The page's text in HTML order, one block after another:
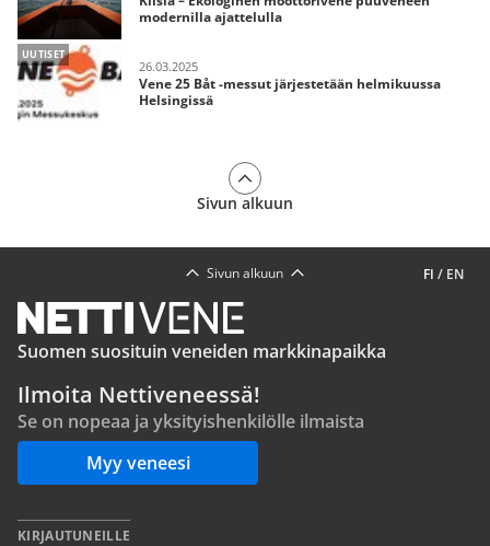
modernilla ajattelulla
UUTISET
26.03.2025
Vene 25 Båt -messut järjestetään helmikuussa
Helsingissä
Sivun alkuun
FI / EN
Sivun alkuun
Suomen suosituin veneiden markkinapaikka
Ilmoita Nettiveneessä!
Se on nopeaa ja yksityishenkilölle ilmaista
Myy veneesi
KIRJAUTUNEILLE